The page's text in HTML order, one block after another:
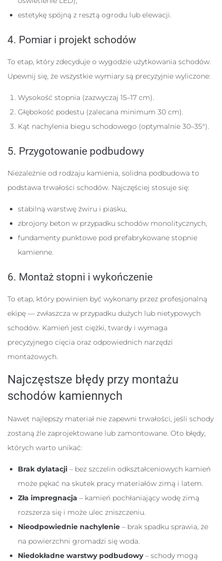
estetykę spójną z resztą ogrodu lub elewacji.
4. Pomiar i projekt schodów
To etap, który zdecyduje o wygodzie użytkowania schodów.
Upewnij się, że wszystkie wymiary są precyzyjnie wyliczone:
Wysokość stopnia (zazwyczaj 15–17 cm).
Głębokość podestu (zalecana minimum 30 cm).
Kąt nachylenia biegu schodowego (optymalnie 30–35°).
5. Przygotowanie podbudowy
Niezależnie od rodzaju kamienia, solidna podbudowa to
podstawa trwałości schodów. Najczęściej stosuje się:
stabilną warstwę żwiru i piasku,
zbrojony beton w przypadku schodów monolitycznych,
fundamenty punktowe pod prefabrykowane stopnie
kamienne.
6. Montaż stopni i wykończenie
To etap, który powinien być wykonany przez profesjonalną
ekipę — zwłaszcza w przypadku dużych lub nietypowych
schodów. Kamień jest ciężki, twardy i wymaga
precyzyjnego cięcia oraz odpowiednich narzędzi
montażowych.
Najczęstsze błędy przy montażu
schodów kamiennych
Nawet najlepszy materiał nie zapewni trwałości, jeśli schody
zostaną źle zaprojektowane lub zamontowane. Oto błędy,
których warto unikać:
Brak dylatacji – bez szczelin odkształceniowych kamień
może pękać na skutek pracy materiałów zimą i latem.
Zła impregnacja – kamień pochłaniający wodę zimą
rozszerza się i może ulec zniszczeniu.
Nieodpowiednie nachylenie – brak spadku sprawia, że
na powierzchni gromadzi się woda.
Niedokładne warstwy podbudowy– schody mogą